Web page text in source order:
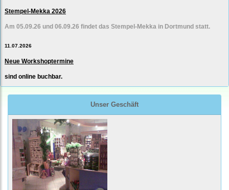
Stempel-Mekka 2026
Am 05.09.26 und 06.09.26 findet das Stempel-Mekka in Dortmund statt.
11.07.2026
Neue Workshoptermine
sind online buchbar.
Unser Geschäft